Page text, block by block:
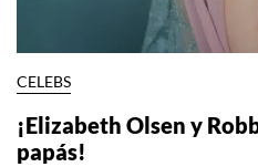
CELEBS
¡Elizabeth Olsen y
papás!